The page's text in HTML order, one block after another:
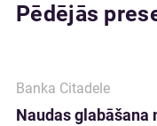
Pēdējās
Banka Citadele
Naudas